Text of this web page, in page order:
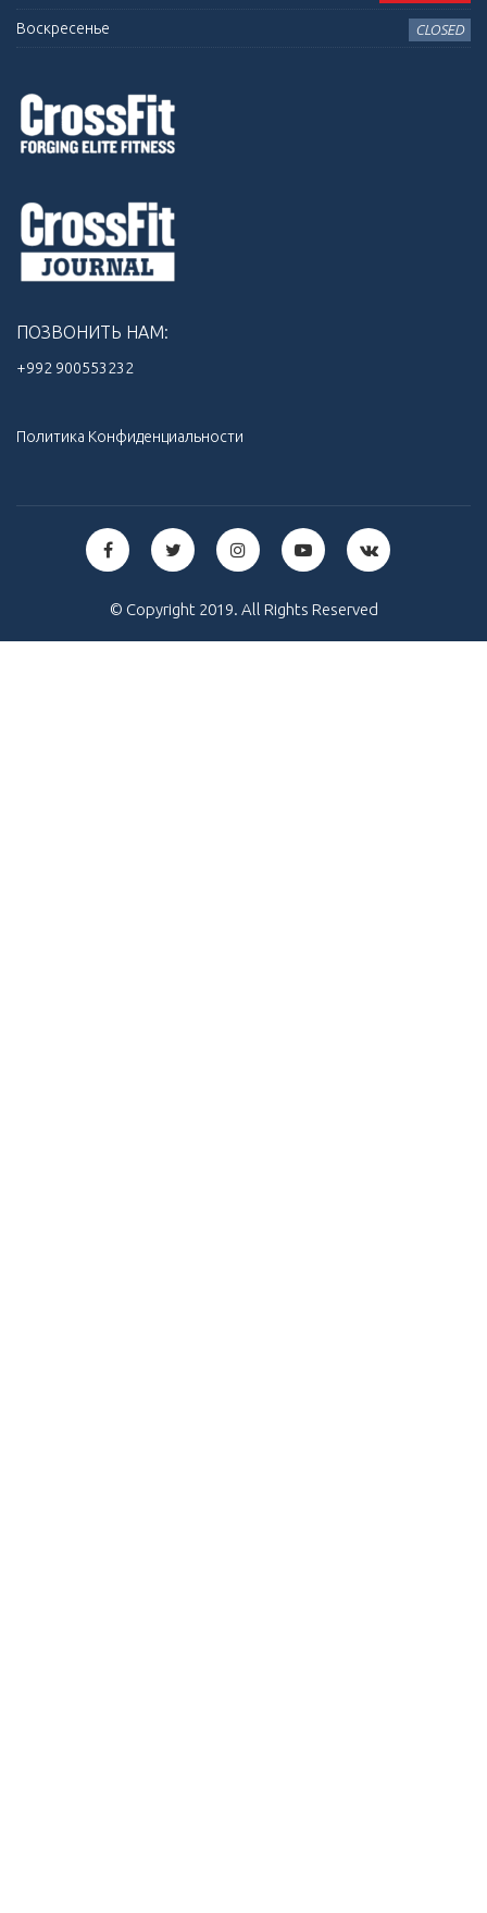
Воскресенье CLOSED
ПОЗВОНИТЬ НАМ:
+992 900553232‬
Политика Конфиденциальности
© Copyright 2019. All Rights Reserved